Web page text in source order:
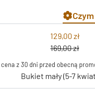
129,00 zł
169,00 zł
z 30 dni przed obecną
Bukiet mały (5-7